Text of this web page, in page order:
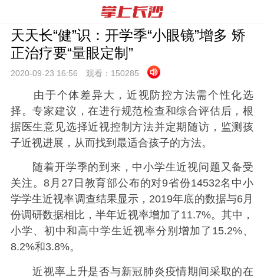
天天长“健”识：开学季“小眼镜”增多 矫
正治疗要“量眼定制”
2020-09-23 16:56 观看： 150285
由于个体差异大，近视防控方法需个性化选
择。专家建议，在进行规范检查和综合评估后，根
据医生意见选择近视控制方法并定期随访，监测孩
子近视进展，从而找到最适合孩子的方法。
随着开学季的到来，中小学生近视问题又备受
关注。8月27日教育部公布的对9省份14532名中小
学学生近视率调查结果显示，2019年底的数据与6月
份调研数据相比，半年近视率增加了11.7%。其中，
小学、初中和高中学生近视率分别增加了15.2%、
8.2%和3.8%。
近视率上升是否与新冠肺炎疫情期间采取的在